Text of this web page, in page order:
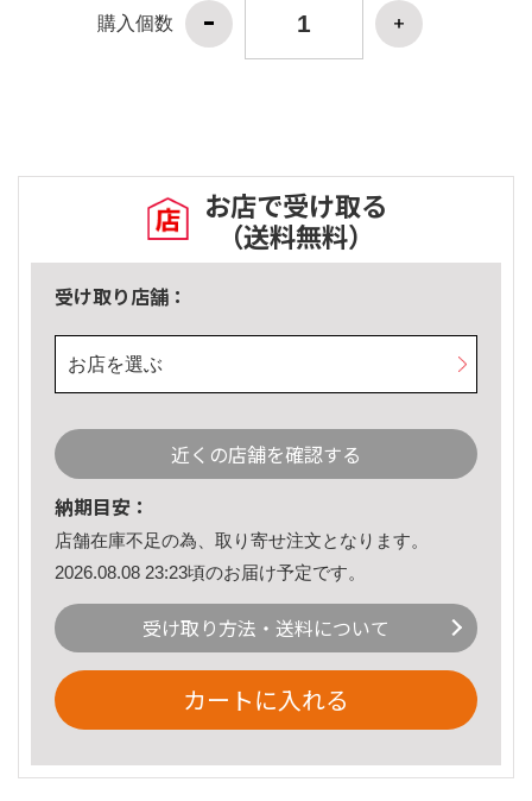
購入個数
お店で受け取る
（送料無料）
受け取り店舗：
お店を選ぶ
近くの店舗を確認する
納期目安：
店舗在庫不足の為、取り寄せ注文となります。
2026.08.08 23:23頃のお届け予定です。
受け取り方法・送料について
カートに入れる